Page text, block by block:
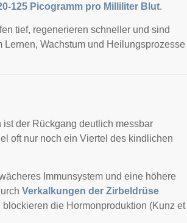
125 Picogramm pro Milliliter Blut.
tief, regenerieren schneller und sind
Wachstum und Heilungsprozesse
der Rückgang deutlich messbar
oft nur noch ein Viertel des kindlichen
Immunsystem und eine höhere
Verkalkungen der Zirbeldrüse
die Hormonproduktion (Kunz et